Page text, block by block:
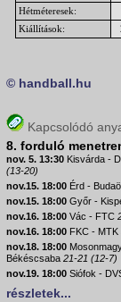
Hétméteresek:
Kiállítások:
© handball.hu
Kapcsolódó
8. forduló
nov. 5. 13:30 Kisvárda -
(13-20)
nov.15. 18:00 Érd -
nov.15. 18:00 Győr -
nov.16. 18:00 Vác - FTC
nov.16. 18:00 FKC - MTK
nov.18. 18:00
Békéscsaba 21-21 (12-7)
nov.19. 18:00 Siófok -
részletek...